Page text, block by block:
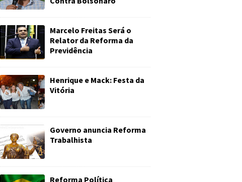
Marcelo Freitas Será o
Relator da Reforma da
Previdência
Henrique e Mack: Festa da
Vitória
Governo anuncia Reforma
Trabalhista
Reforma Política